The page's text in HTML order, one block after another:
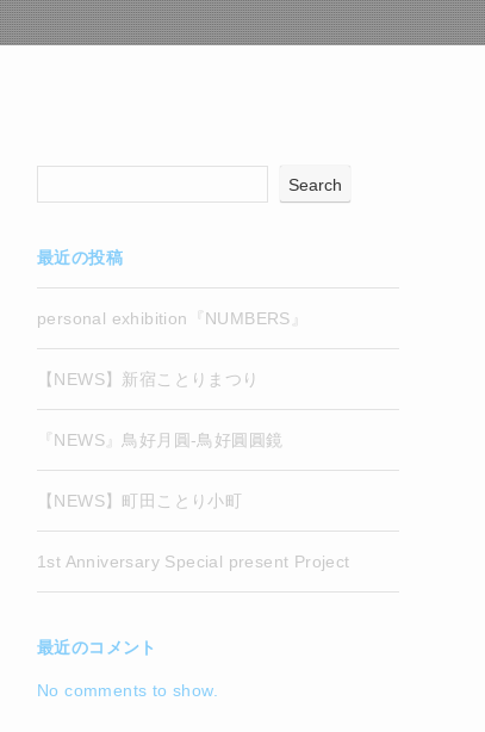
Search
最近の投稿
personal exhibition『NUMBERS』
【NEWS】新宿ことりまつり
『NEWS』鳥好月圓-鳥好圓圓鏡
【NEWS】町田ことり小町
1st Anniversary Special present Project
最近のコメント
No comments to show.